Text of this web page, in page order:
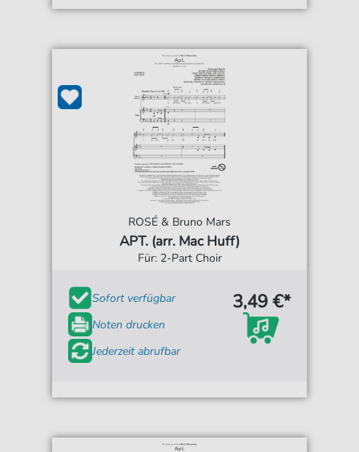
ROSÉ & Bruno Mars
APT. (arr. Mac Huff)
Für: 2-Part Choir
Sofort verfügbar
Noten drucken
Jederzeit abrufbar
3,49 €*